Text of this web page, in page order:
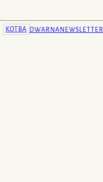
KOTBA DWARNA NEWSLETTER